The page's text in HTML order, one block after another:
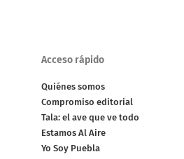
Acceso rápido
Quiénes somos
Compromiso editorial
Tala: el ave que ve todo
Estamos Al Aire
Yo Soy Puebla